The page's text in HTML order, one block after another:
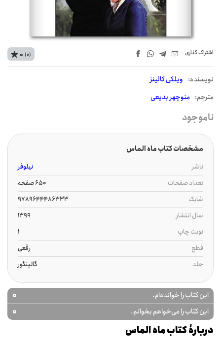
اشتراک‌ گذاری
نويسنده: ویلکی کالینز
مترجم: منوچهر بدیعی
0 (0)
ناموجود
مشخصات کتاب ماه الماس
ناشر
نیلوفر
تعداد صفحات
650 صفحه
شابک
9789644486333
سال انتشار
1399
نوبت چاپ
1
قطع
رقعی
جلد
گالینگور
این کتاب را خوانده‌ام. 0
این کتاب را می‌خواهم بخوانم. 0
دربارۀ کتاب ماه الماس